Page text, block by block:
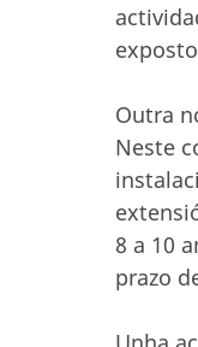
Outra
Neste
8 a 10
prazo